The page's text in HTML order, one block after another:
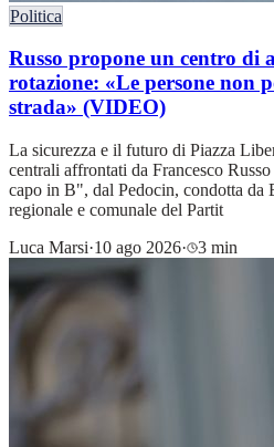
Politica
Russo propone un centro di
rotazione: «Le persone non
strada» (VIDEO)
La sicurezza e il futuro di Piazza
centrali affrontati da Francesco
capo in B", dal Pedocin, condotta da
regionale e comunale del Partit
Luca Marsi·10 ago 2026· 3 min